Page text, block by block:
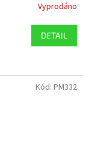
Vyprodáno
DETAIL
Kód: PM332